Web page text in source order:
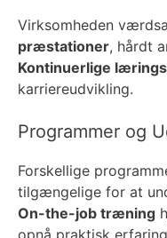
Virksomheden
præstationer, hårdt
Kontinuerlige
karriereudvikling.
Programmer og
Forskellige
tilgængelige for at
On-the-job træning
opnå praktisk